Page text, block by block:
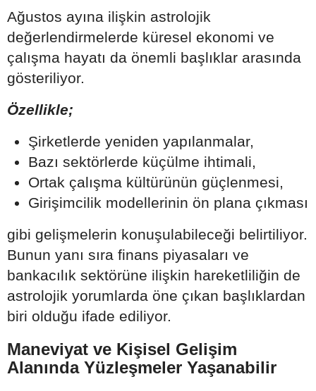
Ağustos ayına ilişkin astrolojik
değerlendirmelerde küresel ekonomi ve
çalışma hayatı da önemli başlıklar arasında
gösteriliyor.
Özellikle;
Şirketlerde yeniden yapılanmalar,
Bazı sektörlerde küçülme ihtimali,
Ortak çalışma kültürünün güçlenmesi,
Girişimcilik modellerinin ön plana çıkması
gibi gelişmelerin konuşulabileceği belirtiliyor.
Bunun yanı sıra finans piyasaları ve
bankacılık sektörüne ilişkin hareketliliğin de
astrolojik yorumlarda öne çıkan başlıklardan
biri olduğu ifade ediliyor.
Maneviyat ve Kişisel Gelişim
Alanında Yüzleşmeler Yaşanabilir